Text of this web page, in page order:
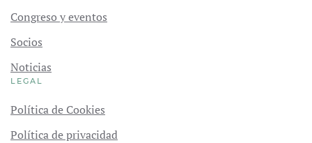
Congreso y eventos
Socios
Noticias
LEGAL
Política de Cookies
Política de privacidad